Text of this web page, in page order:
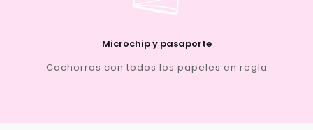
Microchip y pasaporte
Cachorros con todos los papeles en regla